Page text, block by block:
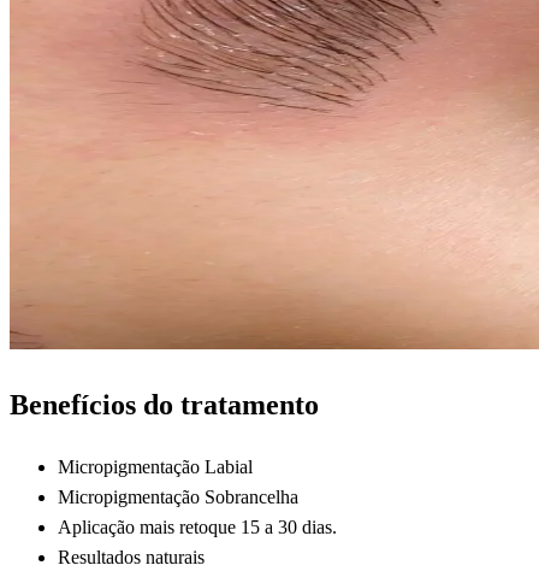
Benefícios do tratamento
Micropigmentação Labial
Micropigmentação Sobrancelha
Aplicação mais retoque 15 a 30 dias.
Resultados naturais